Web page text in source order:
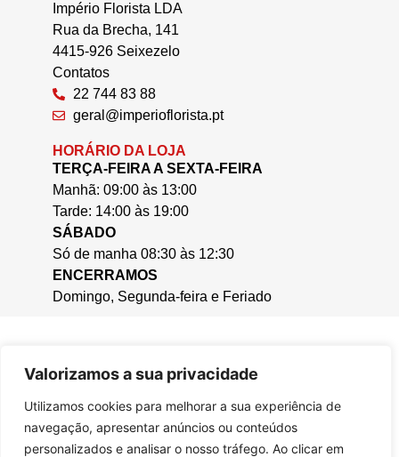
Valorizamos a sua privacidade
Utilizamos cookies para melhorar a sua experiência de
navegação, apresentar anúncios ou conteúdos
personalizados e analisar o nosso tráfego. Ao clicar em
Império Florista LDA
Rua da Brecha, 141
4415-926 Seixezelo
Contatos
22 744 83 88
geral@imperioflorista.pt
HORÁRIO DA LOJA
TERÇA-FEIRA A SEXTA-FEIRA
Manhã: 09:00 às 13:00
Tarde: 14:00 às 19:00
SÁBADO
Só de manha 08:30 às 12:30
ENCERRAMOS
Domingo, Segunda-feira e Feriado